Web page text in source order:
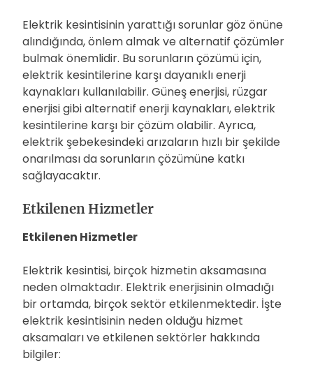
Elektrik kesintisinin yarattığı sorunlar göz önüne
alındığında, önlem almak ve alternatif çözümler
bulmak önemlidir. Bu sorunların çözümü için,
elektrik kesintilerine karşı dayanıklı enerji
kaynakları kullanılabilir. Güneş enerjisi, rüzgar
enerjisi gibi alternatif enerji kaynakları, elektrik
kesintilerine karşı bir çözüm olabilir. Ayrıca,
elektrik şebekesindeki arızaların hızlı bir şekilde
onarılması da sorunların çözümüne katkı
sağlayacaktır.
Etkilenen Hizmetler
Etkilenen Hizmetler
Elektrik kesintisi, birçok hizmetin aksamasına
neden olmaktadır. Elektrik enerjisinin olmadığı
bir ortamda, birçok sektör etkilenmektedir. İşte
elektrik kesintisinin neden olduğu hizmet
aksamaları ve etkilenen sektörler hakkında
bilgiler: